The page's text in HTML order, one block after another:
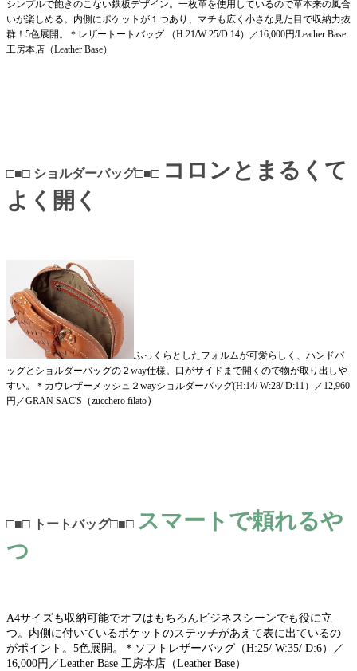
シンプルで飽きのこない鉄板デザイン。一枚革を使用しているので革本来の風合
いが楽しめる。内側にポケットが１つあり、マチも広く小さな見た目で収納力抜
群！5色展開。＊レザートートバッグ （H:21/W:25/D:14）／16,000円/Leather Base
工房本店（Leather Base）
□■□ ショルダーバッグ□■□ コロンとまるくて
よく開く
ふっくらとしたフォルムが可愛らしく、ハンドバ
ッグとショルダーバッグの２way仕様。口がサイドまで開くので物が取り出しや
すい。
＊カウレザーメッシュ２wayショルダーバッグ(H:14/ W:28/ D:11）／12,960
円／GRAN SAC'S（zucchero filato）
□■□ トートバッグ□■□ スマートで頼れるや
つ
A4サイズも収納可能でオフはもちろんビジネスシーンでも役に立
つ。内側に付いているポケットのステッチがあえて表に出ているの
がポイント。5色展開。＊ソフトレザーバッグ（H:25/ W:35/ D:6）／
16,000円／Leather Base 工房本店（Leather Base）